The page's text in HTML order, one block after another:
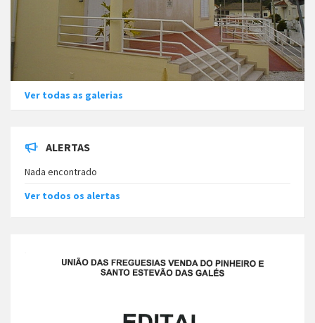
Ver todas as galerias
ALERTAS
Nada encontrado
Ver todos os alertas